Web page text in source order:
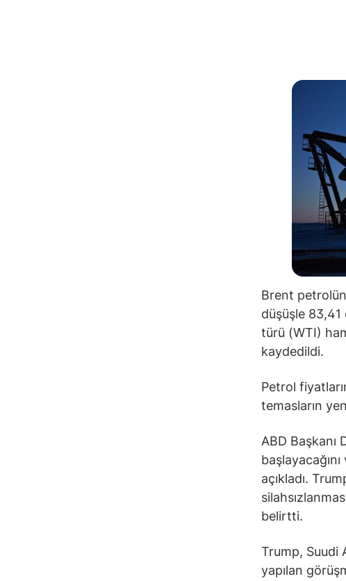
Brent petrolün
düşüşle 83,41
türü (WTI)
kaydedildi.
Petrol
temasların
ABD Başkanı
açıkladı.
belirtti.
Trump, Suudi
yapılan